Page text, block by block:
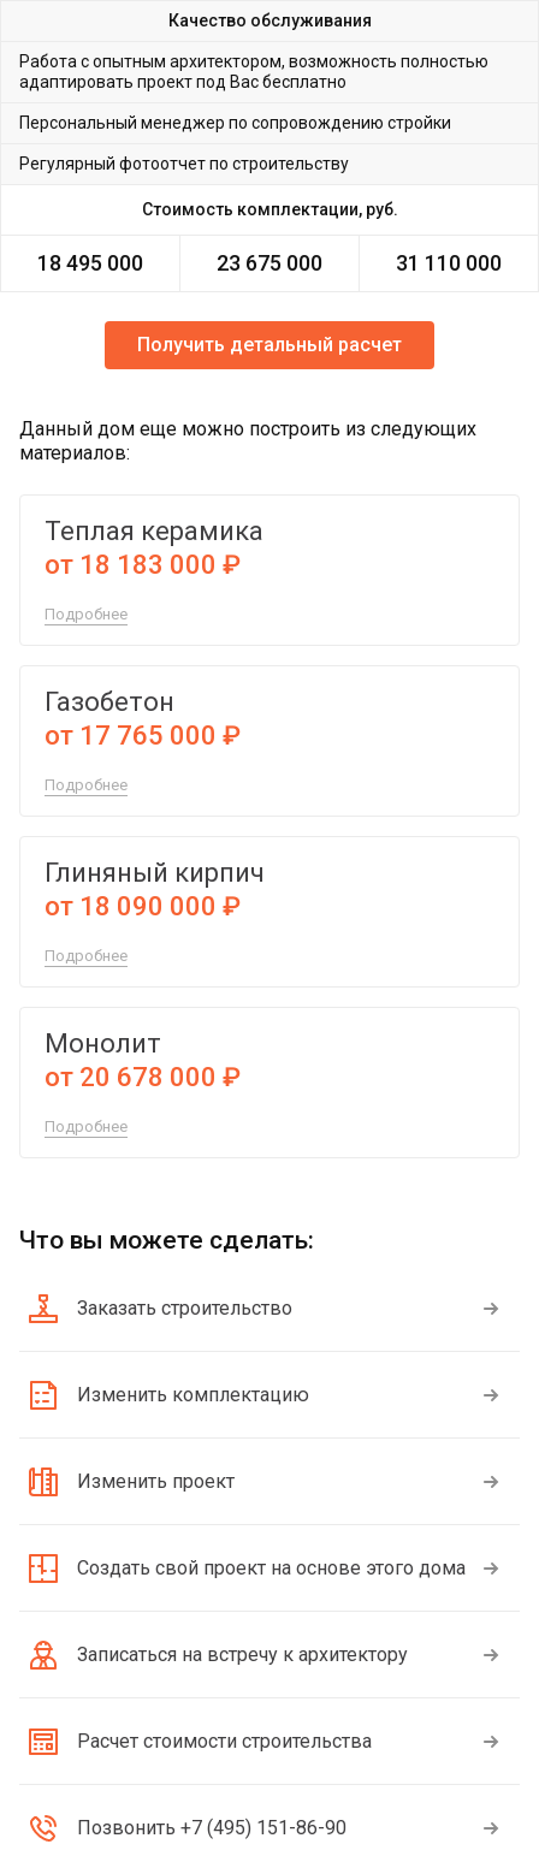
Качество обслуживания
Работа с опытным архитектором, возможность полностью
адаптировать проект под Вас бесплатно
Персональный менеджер по сопровождению стройки
Регулярный фотоотчет по строительству
Стоимость комплектации, руб.
18 495 000 23 675 000 31 110 000
Получить детальный расчет
Данный дом еще можно построить из следующих
материалов:
Теплая керамика
от 18 183 000 ₽
Подробнее
Газобетон
от 17 765 000 ₽
Подробнее
Глиняный кирпич
от 18 090 000 ₽
Подробнее
Монолит
от 20 678 000 ₽
Подробнее
Что вы можете сделать:
Заказать строительство
Изменить комплектацию
Изменить проект
Создать свой проект на основе этого дома
Записаться на встречу к архитектору
Расчет стоимости строительства
Позвонить +7 (495) 151-86-90